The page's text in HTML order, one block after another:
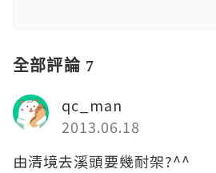
全部評論 7
qc_man
2013.06.18
由清境去溪頭要幾耐架?^^